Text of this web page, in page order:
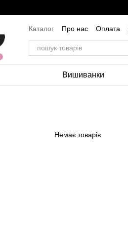
Каталог Про нас Оплата
Угода користувача
Вишиванки
Немає товарів